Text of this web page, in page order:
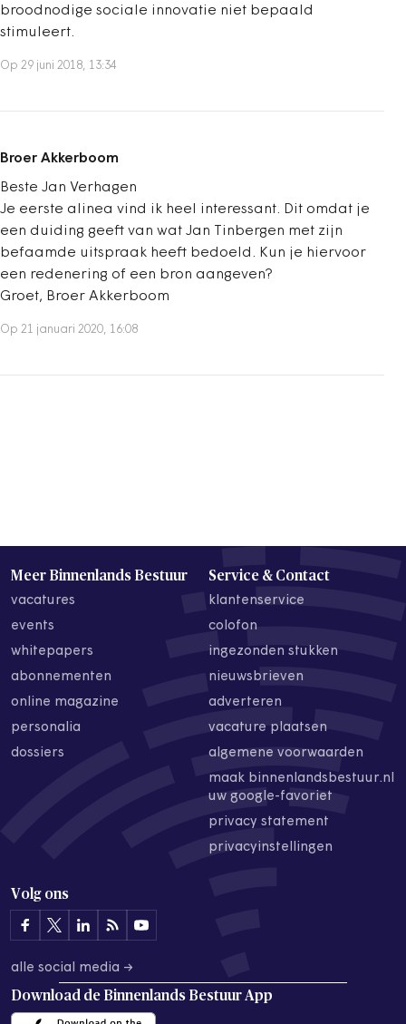
broodnodige sociale innovatie niet bepaald
stimuleert.
Op 29 juni 2018, 13:34
Broer Akkerboom
Beste Jan Verhagen
Je eerste alinea vind ik heel interessant. Dit omdat je
een duiding geeft van wat Jan Tinbergen met zijn
befaamde uitspraak heeft bedoeld. Kun je hiervoor
een redenering of een bron aangeven?
Groet, Broer Akkerboom
Op 21 januari 2020, 16:08
Meer Binnenlands Bestuur
vacatures
events
whitepapers
abonnementen
online magazine
personalia
dossiers
Service & Contact
klantenservice
colofon
ingezonden stukken
nieuwsbrieven
adverteren
vacature plaatsen
algemene voorwaarden
maak binnenlandsbestuur.nl
uw google-favoriet
privacy statement
privacyinstellingen
Volg ons
alle social media →
Download de Binnenlands Bestuur App